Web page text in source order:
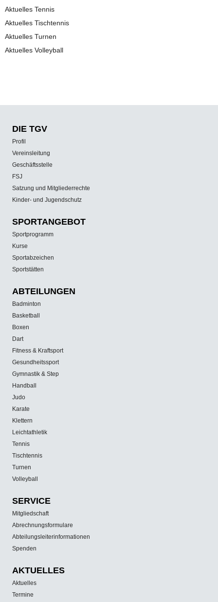
Aktuelles Tennis
Aktuelles Tischtennis
Aktuelles Turnen
Aktuelles Volleyball
DIE TGV
Profil
Vereinsleitung
Geschäftsstelle
FSJ
Satzung und Mitgliederrechte
Kinder- und Jugendschutz
SPORT­ANGEBOT
Sportprogramm
Kurse
Sportabzeichen
Sportstätten
ABTEILUNGEN
Badminton
Basketball
Boxen
Dart
Fitness & Kraftsport
Gesundheitssport
Gymnastik & Step
Handball
Judo
Karate
Klettern
Leichtathletik
Tennis
Tischtennis
Turnen
Volleyball
SERVICE
Mitgliedschaft
Abrechnungsformulare
Abteilungsleiterinformationen
Spenden
AKTUELLES
Aktuelles
Termine